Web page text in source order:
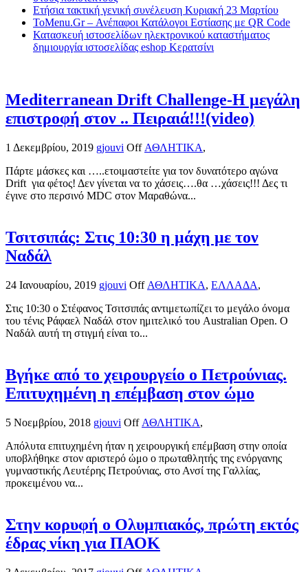
Ετήσια τακτική γενική συνέλευση Κυριακή 23 Μαρτίου
ToMenu.Gr – Ανέπαφοι Κατάλογοι Εστίασης με QR Code
Κατασκευή ιστοσελίδων ηλεκτρονικού καταστήματος
δημιουργία ιστοσελίδας eshop Κερατσίνι
Mediterranean Drift Challenge-Η μεγάλη
επιστροφή στον .. Πειραιά!!!(video)
1 Δεκεμβρίου, 2019 gjouvi Off ΑΘΛΗΤΙΚΑ,
Πάρτε μάσκες και …..ετοιμαστείτε για τον δυνατότερο αγώνα
Drift για φέτος! Δεν γίνεται να το χάσεις….θα …χάσεις!!! Δες τι
έγινε στο περσινό MDC στον Μαραθώνα...
Τσιτσιπάς: Στις 10:30 η μάχη με τον
Ναδάλ
24 Ιανουαρίου, 2019 gjouvi Off ΑΘΛΗΤΙΚΑ, ΕΛΛΑΔΑ,
Στις 10:30 ο Στέφανος Τσιτσιπάς αντιμετωπίζει το μεγάλο όνομα
του τένις Ράφαελ Ναδάλ στον ημιτελικό του Australian Open. Ο
Ναδάλ αυτή τη στιγμή είναι το...
Βγήκε από το χειρουργείο ο Πετρούνιας.
Επιτυχημένη η επέμβαση στον ώμο
5 Νοεμβρίου, 2018 gjouvi Off ΑΘΛΗΤΙΚΑ,
Απόλυτα επιτυχημένη ήταν η χειρουργική επέμβαση στην οποία
υποβλήθηκε στον αριστερό ώμο ο πρωταθλητής της ενόργανης
γυμναστικής Λευτέρης Πετρούνιας, στο Ανσί της Γαλλίας,
προκειμένου να...
Στην κορυφή ο Ολυμπιακός, πρώτη εκτός
έδρας νίκη για ΠΑΟΚ